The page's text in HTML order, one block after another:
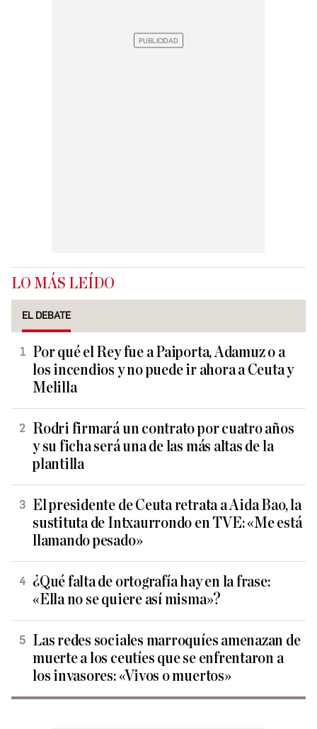
LO MÁS LEÍDO
EL DEBATE
Por qué el Rey fue a Paiporta, Adamuz o a
los incendios y no puede ir ahora a Ceuta y
Melilla
Rodri firmará un contrato por cuatro años
y su ficha será una de las más altas de la
plantilla
El presidente de Ceuta retrata a Aida Bao, la
sustituta de Intxaurrondo en TVE: «Me está
llamando pesado»
¿Qué falta de ortografía hay en la frase:
«Ella no se quiere así misma»?
Las redes sociales marroquíes amenazan de
muerte a los ceutíes que se enfrentaron a
los invasores: «Vivos o muertos»